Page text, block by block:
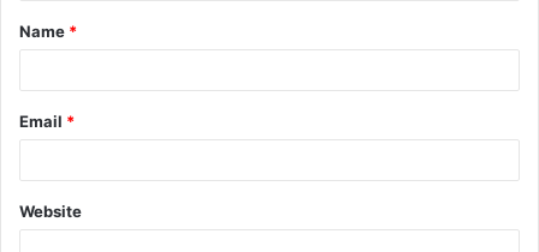
Name *
Email *
Website